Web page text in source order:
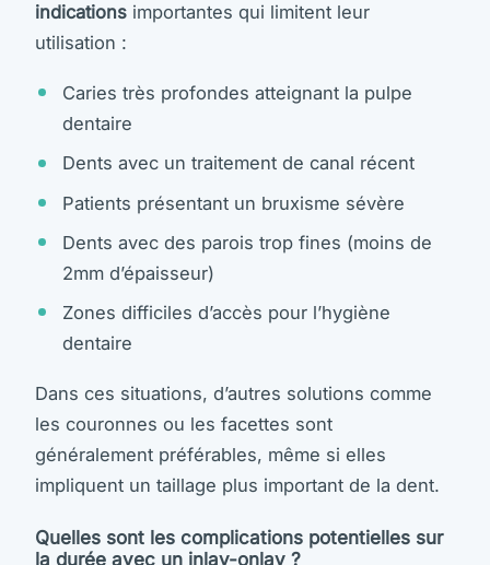
indications importantes qui limitent leur
utilisation :
Caries très profondes atteignant la pulpe
dentaire
Dents avec un traitement de canal récent
Patients présentant un bruxisme sévère
Dents avec des parois trop fines (moins de
2mm d’épaisseur)
Zones difficiles d’accès pour l’hygiène
dentaire
Dans ces situations, d’autres solutions comme
les couronnes ou les facettes sont
généralement préférables, même si elles
impliquent un taillage plus important de la dent.
Quelles sont les complications potentielles sur
la durée avec un inlay-onlay ?